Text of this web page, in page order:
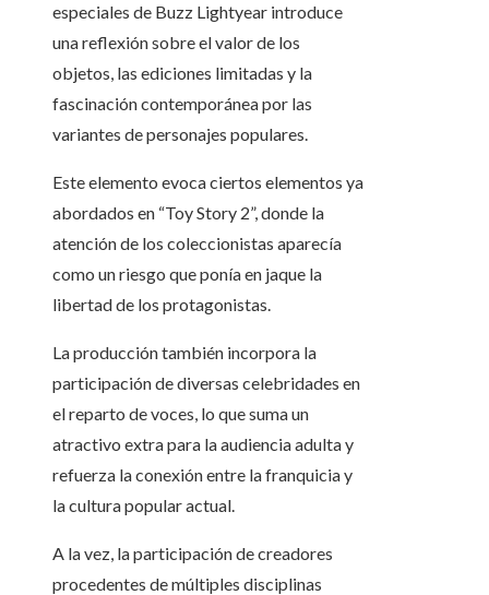
especiales de Buzz Lightyear introduce
una reflexión sobre el valor de los
objetos, las ediciones limitadas y la
fascinación contemporánea por las
variantes de personajes populares.
Este elemento evoca ciertos elementos ya
abordados en “Toy Story 2”, donde la
atención de los coleccionistas aparecía
como un riesgo que ponía en jaque la
libertad de los protagonistas.
La producción también incorpora la
participación de diversas celebridades en
el reparto de voces, lo que suma un
atractivo extra para la audiencia adulta y
refuerza la conexión entre la franquicia y
la cultura popular actual.
A la vez, la participación de creadores
procedentes de múltiples disciplinas